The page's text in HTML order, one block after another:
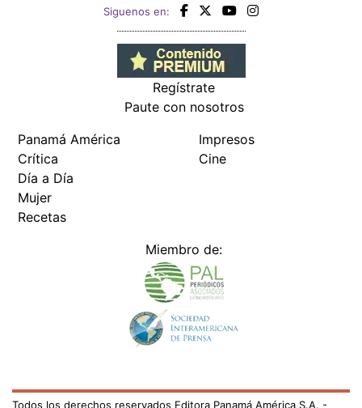
Siguenos en:
Regístrate
Paute con nosotros
Panamá América
Crítica
Día a Día
Mujer
Recetas
Impresos
Cine
Miembro de:
Todos los derechos reservados Editora Panamá América S.A. -